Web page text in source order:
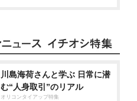
川島海荷さんと学ぶ 日常に潜
む“人身取引”のリアル
オリコンタイアップ特集